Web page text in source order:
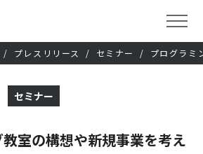
プレスリリース セミナー プログラミ
セミナー
室の構想や新規事業を考え